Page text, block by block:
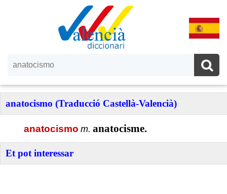
anatocismo (Traducció Castellà-Valencià)
anatocismo m. anatocisme.
Et pot interessar